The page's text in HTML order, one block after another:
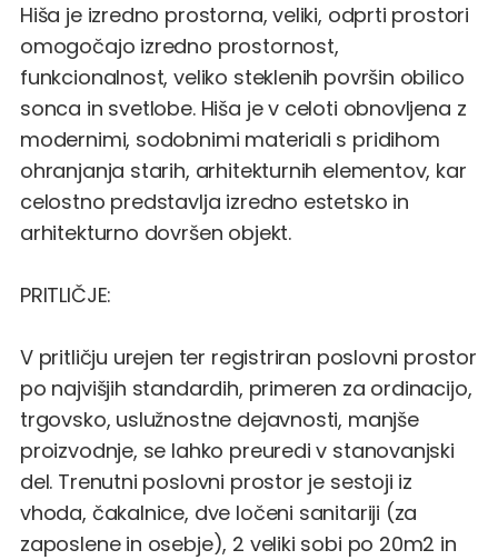
Hiša je izredno prostorna, veliki, odprti prostori
omogočajo izredno prostornost,
funkcionalnost, veliko steklenih površin obilico
sonca in svetlobe. Hiša je v celoti obnovljena z
modernimi, sodobnimi materiali s pridihom
ohranjanja starih, arhitekturnih elementov, kar
celostno predstavlja izredno estetsko in
arhitekturno dovršen objekt.
PRITLIČJE:
V pritličju urejen ter registriran poslovni prostor
po najvišjih standardih, primeren za ordinacijo,
trgovsko, uslužnostne dejavnosti, manjše
proizvodnje, se lahko preuredi v stanovanjski
del. Trenutni poslovni prostor je sestoji iz
vhoda, čakalnice, dve ločeni sanitariji (za
zaposlene in osebje), 2 veliki sobi po 20m2 in